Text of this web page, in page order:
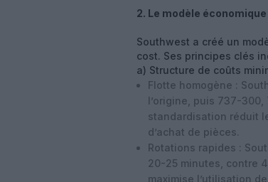
2. Le modèle
Southwest a créé un
cost. Ses principes clés
a) Structure de coûts
Flotte homogène :
l’origine, puis 737-
standardisation réduit
d’achat de pièces.
Rotations rapides :
20-25 minutes , contre
maximise l’utilisation